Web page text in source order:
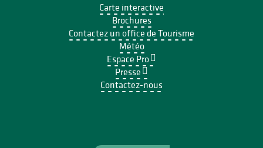
Carte interactive
Brochures
Contactez un office de Tourisme
Météo
Espace Pro
Presse
Contactez-nous